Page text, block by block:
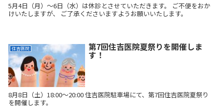
5月4日（月）～6日（水）は休診とさせていただきます。 ご不便をおか
けいたしますが、 ご了承くださいますようお願いいたします。
住吉医院 第7回住吉医院夏祭りを開催しま
す！
8月8日（土）18:00～20:00 住吉医院駐車場にて、第7回住吉医院夏祭り
を開催します。